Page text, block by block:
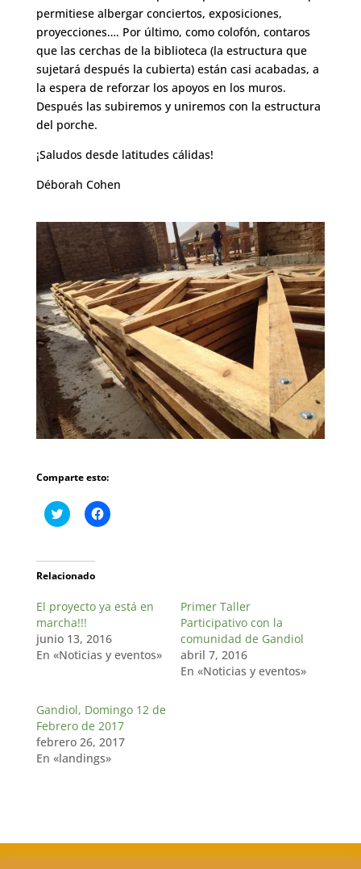
permitiese albergar conciertos, exposiciones,
proyecciones…. Por último, como colofón, contaros
que las cerchas de la biblioteca (la estructura que
sujetará después la cubierta) están casi acabadas, a
la espera de reforzar los apoyos en los muros.
Después las subiremos y uniremos con la estructura
del porche.
¡Saludos desde latitudes cálidas!
Déborah Cohen
Comparte esto:
H
a
i
c
r
a
c
o
m
p
r
e
n
T
w
i
a
b
H
a
r
o
m
p
r
e
n
F
a
c
e
a
Relacionado
El proyecto ya está en
marcha!!!
junio 13, 2016
En «Noticias y eventos»
Primer Taller
Participativo con la
comunidad de Gandiol
abril 7, 2016
En «Noticias y eventos»
Gandiol, Domingo 12 de
Febrero de 2017
febrero 26, 2017
En «landings»